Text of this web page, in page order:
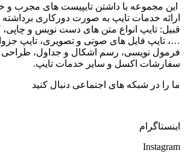
این مجموعه با داشتن تایپیست های مجرب و
ارائه خدمات تایپ به صورت دورکاری
قبیل: تایپ انواع متن های دست نویس و چاپی،
…، تایپ فایل های صوتی و تصویری، تایپ
فرمول نویسی، رسم اشکال و جداول، طراحی
سفارشات اکسل و سایر خدمات تایپ.
ما را در شبکه های اجتماعی دنبال کنید
اینستاگرام
Instagram